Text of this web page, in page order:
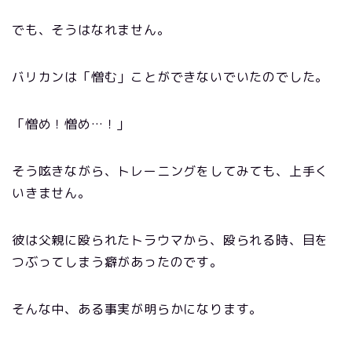
でも、そうはなれません。
バリカンは「憎む」ことができないでいたのでした。
「憎め！憎め…！」
そう呟きながら、トレーニングをしてみても、上手く
いきません。
彼は父親に殴られたトラウマから、殴られる時、目を
つぶってしまう癖があったのです。
そんな中、ある事実が明らかになります。